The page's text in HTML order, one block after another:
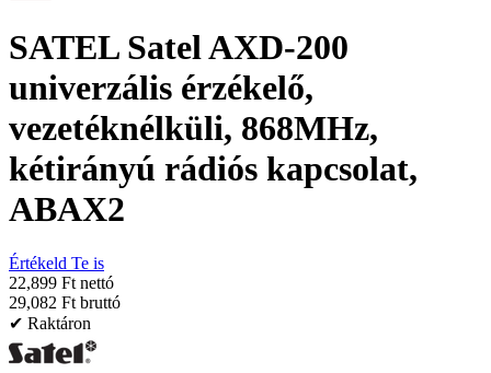
SATEL Satel AXD-200
univerzális érzékelő,
vezetéknélküli, 868MHz,
kétirányú rádiós kapcsolat,
ABAX2
Értékeld Te is
22,899 Ft nettó
29,082 Ft bruttó
✔ Raktáron